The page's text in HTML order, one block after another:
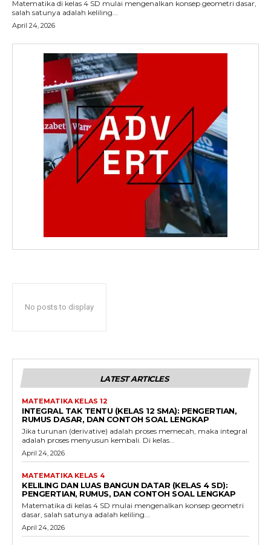
Matematika di kelas 4 SD mulai mengenalkan konsep geometri dasar,
salah satunya adalah keliling...
April 24, 2026
No posts to display
LATEST ARTICLES
MATEMATIKA KELAS 12
INTEGRAL TAK TENTU (KELAS 12 SMA): PENGERTIAN,
RUMUS DASAR, DAN CONTOH SOAL LENGKAP
Jika turunan (derivative) adalah proses memecah, maka integral
adalah proses menyusun kembali. Di kelas...
April 24, 2026
MATEMATIKA KELAS 4
KELILING DAN LUAS BANGUN DATAR (KELAS 4 SD):
PENGERTIAN, RUMUS, DAN CONTOH SOAL LENGKAP
Matematika di kelas 4 SD mulai mengenalkan konsep geometri
dasar, salah satunya adalah keliling...
April 24, 2026